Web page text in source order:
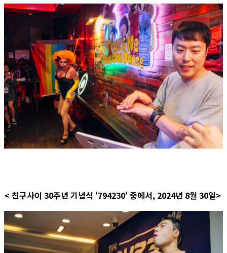
< 친구사이 30주년 기념식 '794230' 중에서, 2024년 8월 30일>